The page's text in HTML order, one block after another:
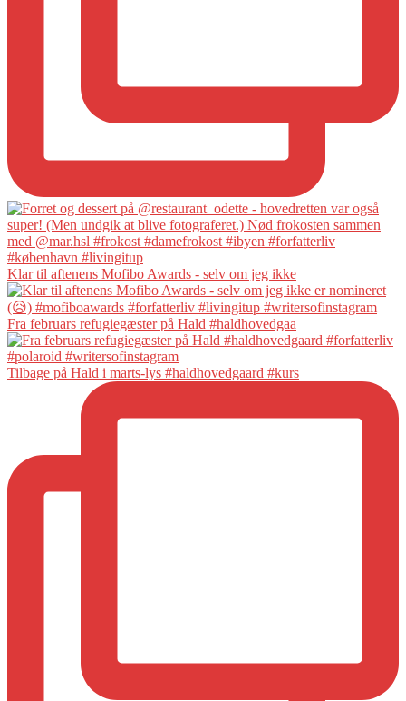
Klar til aftenens Mofibo Awards - selv om jeg ikke
Fra februars refugiegæster på Hald #haldhovedgaa
Tilbage på Hald i marts-lys #haldhovedgaard #kurs